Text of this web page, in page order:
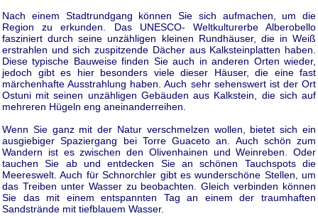
Nach einem Stadtrundgang können Sie sich aufmachen, um die
Region zu erkunden. Das UNESCO- Weltkulturerbe Alberobello
fasziniert durch seine unzähligen kleinen Rundhäuser, die in Weiß
erstrahlen und sich zuspitzende Dächer aus Kalksteinplatten haben.
Diese typische Bauweise finden Sie auch in anderen Orten wieder,
jedoch gibt es hier besonders viele dieser Häuser, die eine fast
märchenhafte Ausstrahlung haben. Auch sehr sehenswert ist der Ort
Ostuni mit seinen unzähligen Gebäuden aus Kalkstein, die sich auf
mehreren Hügeln eng aneinanderreihen.
Wenn Sie ganz mit der Natur verschmelzen wollen, bietet sich ein
ausgiebiger Spaziergang bei Torre Guaceto an. Auch schön zum
Wandern ist es zwischen den Olivenhainen und Weinreben. Oder
tauchen Sie ab und entdecken Sie an schönen Tauchspots die
Meereswelt. Auch für Schnorchler gibt es wunderschöne Stellen, um
das Treiben unter Wasser zu beobachten. Gleich verbinden können
Sie das mit einem entspannten Tag an einem der traumhaften
Sandstrände mit tiefblauem Wasser.